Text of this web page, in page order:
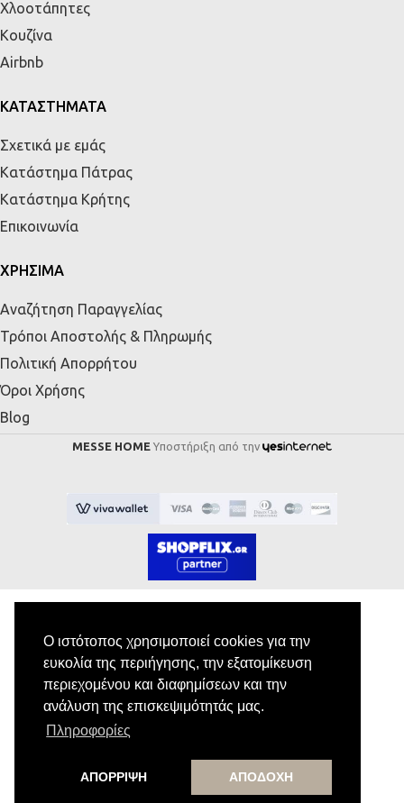
Ο ιστότοπος χρησιμοποιεί cookies για την
ευκολία της περιήγησης, την εξατομίκευση
περιεχομένου και διαφημίσεων και την
ανάλυση της επισκεψιμότητάς μας.
Πληροφορίες
ΑΠΟΡΡΙΨΗ ΑΠΟΔΟΧΗ
Χλοοτάπητες
Κουζίνα
Airbnb
ΚΑΤΑΣΤΗΜΑΤΑ
Σχετικά με εμάς
Κατάστημα Πάτρας
Κατάστημα Κρήτης
Επικοινωνία
ΧΡΗΣΙΜΑ
Αναζήτηση Παραγγελίας
Τρόποι Αποστολής & Πληρωμής
Πολιτική Απορρήτου
Όροι Χρήσης
Blog
MESSE HOME Υποστήριξη από την
Εγγραφή στο Newsletter
Κάνε εγγραφή στο newsletter μας για να
λαμβάνεις αποκλειστικές προσφορές.